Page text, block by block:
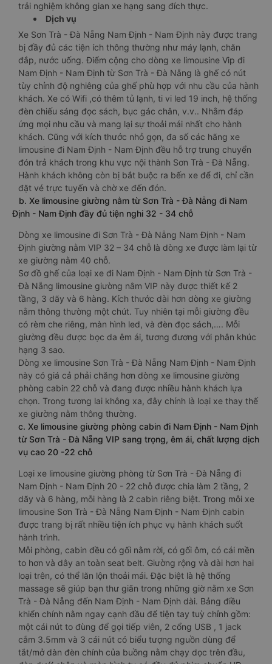
trải nghiệm không gian xe hạng sang đích thực.
Dịch vụ
Xe Sơn Trà - Đà Nẵng Nam Định - Nam Định này được trang
bị đầy đủ các tiện ích thông thường như máy lạnh, chăn
đắp, nước uống. Điểm cộng cho dòng xe limousine Vip đi
Nam Định - Nam Định từ Sơn Trà - Đà Nẵng là ghế có nút
tùy chỉnh độ nghiêng của ghế phù hợp với nhu cầu của hành
khách. Xe có Wifi ,có thêm tủ lạnh, ti vi led 19 inch, hệ thống
đèn chiếu sáng đọc sách, bục gác chân, v.v.. Nhằm đáp
ứng mọi nhu cầu và mang lại sự thoải mái nhất cho hành
khách. Cũng với kích thước nhỏ gọn, đa số các hãng xe
limousine đi Nam Định - Nam Định đều hỗ trợ trung chuyển
đón trả khách trong khu vực nội thành Sơn Trà - Đà Nẵng.
Hành khách không còn bị bắt buộc ra bến xe để đi, chỉ cần
đặt vé trực tuyến và chờ xe đến đón.
b. Xe limousine giường nằm từ Sơn Trà - Đà Nẵng đi Nam
Định - Nam Định đầy đủ tiện nghi 32 - 34 chỗ
Dòng xe limousine đi Sơn Trà - Đà Nẵng Nam Định - Nam
Định giường nằm VIP 32 – 34 chỗ là dòng xe được làm lại từ
xe giường nằm 40 chỗ.
Sơ đồ ghế của loại xe đi Nam Định - Nam Định từ Sơn Trà -
Đà Nẵng limousine giường nằm VIP này được thiết kế 2
tầng, 3 dãy và 6 hàng. Kích thước dài hơn dòng xe giường
nằm thông thường một chút. Tuy nhiên tại mỗi giường đều
có rèm che riêng, màn hình led, và đèn đọc sách,…. Mỗi
giường đều được bọc da êm ái, tương đương với phân khúc
hạng 3 sao.
Dòng xe limousine Sơn Trà - Đà Nẵng Nam Định - Nam Định
này có giá cả phải chăng hơn dòng xe limousine giường
phòng cabin 22 chỗ và đang được nhiều hành khách lựa
chọn. Trong tương lai không xa, đây chính là loại xe thay thế
xe giường nằm thông thường.
c. Xe limousine giường phòng cabin đi Nam Định - Nam Định
từ Sơn Trà - Đà Nẵng VIP sang trọng, êm ái, chất lượng dịch
vụ cao 20 -22 chỗ
Loại xe limousine giường phòng từ Sơn Trà - Đà Nẵng đi
Nam Định - Nam Định 20 - 22 chỗ được chia làm 2 tầng, 2
dãy và 6 hàng, mỗi hàng là 2 cabin riêng biệt. Trong mỗi xe
limousine Sơn Trà - Đà Nẵng Nam Định - Nam Định cabin
được trang bị rất nhiều tiện ích phục vụ hành khách suốt
hành trình.
Mỗi phòng, cabin đều có gối nằm rời, có gối ôm, có cái mền
to hơn và dây an toàn seat belt. Giường rộng và dài hơn hai
loại trên, có thể lăn lộn thoải mái. Đặc biệt là hệ thống
massage sẽ giúp bạn thư giãn trong những giờ nằm xe Sơn
Trà - Đà Nẵng đến Nam Định - Nam Định dài. Bảng điều
khiển chính nằm ngay cạnh đầu để tiện tay tuỳ chỉnh gồm:
một cái nút to đùng để gọi tiếp viên, 2 cổng USB , 1 jack
cắm 3.5mm và 3 cái nút có biểu tượng nguồn dùng để
tắt/mở dàn đèn chính của buồng nằm chạy dọc trên đầu,